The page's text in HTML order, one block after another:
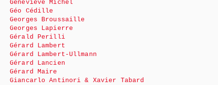
Geneviève Michel
Géo Cédille
Georges Broussaille
Georges Lapierre
Gérald Perilli
Gérard Lambert
Gérard Lambert-Ullmann
Gérard Lancien
Gérard Maire
Giancarlo Antinori & Xavier Tabard